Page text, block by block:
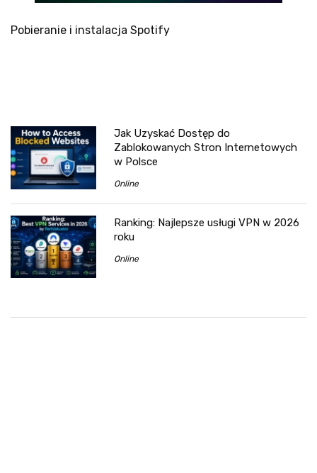
Pobieranie i instalacja Spotify
Jak Uzyskać Dostęp do
Zablokowanych Stron Internetowych
w Polsce
Online
Ranking: Najlepsze usługi VPN w 2026
roku
Online